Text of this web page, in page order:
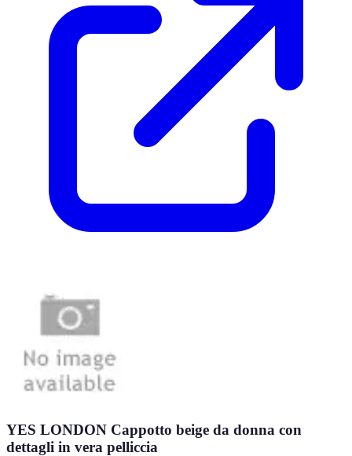
YES LONDON Cappotto beige da donna con
dettagli in vera pelliccia